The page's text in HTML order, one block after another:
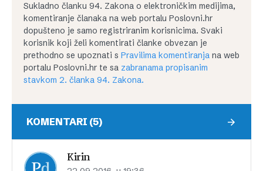
Sukladno članku 94. Zakona o elektroničkim medijima,
komentiranje članaka na web portalu Poslovni.hr
dopušteno je samo registriranim korisnicima. Svaki
korisnik koji želi komentirati članke obvezan je
prethodno se upoznati s Pravilima komentiranja na web
portalu Poslovni.hr te sa zabranama propisanim
stavkom 2. članka 94. Zakona.
KOMENTARI (5)
Kirin